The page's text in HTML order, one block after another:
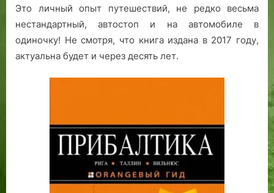
Это личный опыт путешествий, не редко весьма
нестандартный, автостоп и на автомобиле в
одиночку! Не смотря, что книга издана в 2017 году,
актуальна будет и через десять лет.